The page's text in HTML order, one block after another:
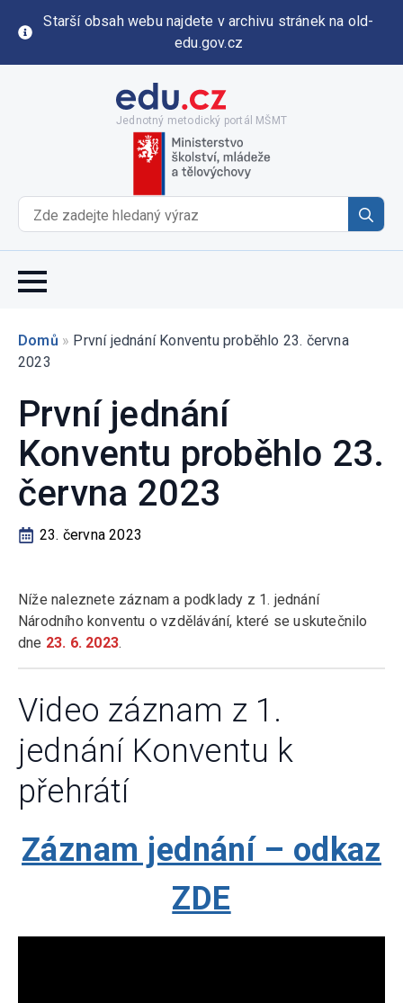
Starší obsah webu najdete v archivu stránek na old-
edu.gov.cz
Jednotný metodický portál MŠMT
for:
Domů » První jednání Konventu proběhlo 23. června
2023
První jednání
Konventu proběhlo 23.
června 2023
23. června 2023
Níže naleznete záznam a podklady z 1. jednání
Národního konventu o vzdělávání, které se uskutečnilo
dne 23. 6. 2023.
Video záznam z 1.
jednání Konventu k
přehrátí
Záznam jednání – odkaz
ZDE